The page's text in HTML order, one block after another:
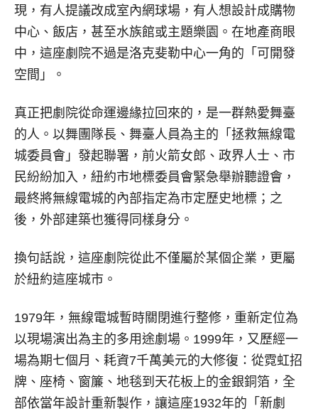
現，有人提議改成室內網球場，有人想設計成購物
中心、飯店，甚至水族館或主題樂園。在地產商眼
中，這座劇院不過是洛克斐勒中心一角的「可開發
空間」。
真正把劇院從命運邊緣拉回來的，是一群熱愛舞臺
的人。以舞團隊長、舞臺人員為主的「拯救無線電
城委員會」發起聯署，前火箭女郎、政界人士、市
民紛紛加入，紐約市地標委員會緊急舉辦聽證會，
最終將無線電城的內部指定為市定歷史地標；之
後，外部建築也獲得同樣身分。
換句話說，這座劇院從此不僅屬於某個企業，更屬
於紐約這座城市。
1979年，無線電城暫時關閉進行整修，重新定位為
以現場演出為主的多用途劇場。1999年，又歷經一
場為期七個月、耗資7千萬美元的大修復：從霓虹招
牌、座椅、窗簾、地毯到天花板上的金銀銅箔，全
部依當年設計重新製作，讓這座1932年的「新劇